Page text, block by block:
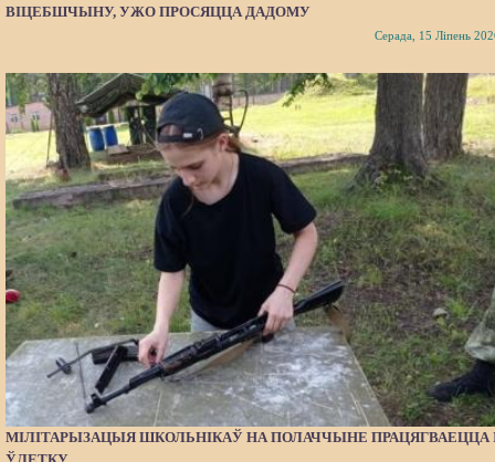
ВІЦЕБШЧЫНУ, УЖО ПРОСЯЦЦА ДАДОМУ
Серада, 15 Ліпень
МІЛІТАРЫЗАЦЫЯ ШКОЛЬНІКАЎ НА ПОЛАЧЧЫНЕ ПРАЦЯГВАЕЦЦА